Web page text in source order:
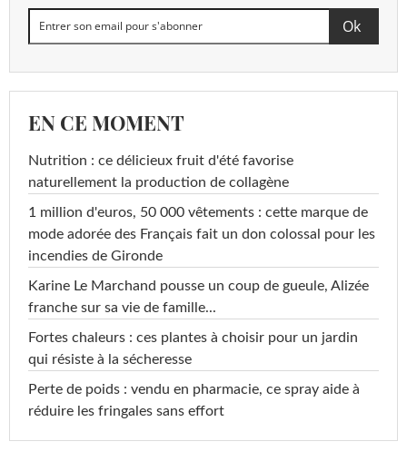
EN CE MOMENT
Nutrition : ce délicieux fruit d'été favorise
naturellement la production de collagène
1 million d'euros, 50 000 vêtements : cette marque de
mode adorée des Français fait un don colossal pour les
incendies de Gironde
Karine Le Marchand pousse un coup de gueule, Alizée
franche sur sa vie de famille...
Fortes chaleurs : ces plantes à choisir pour un jardin
qui résiste à la sécheresse
Perte de poids : vendu en pharmacie, ce spray aide à
réduire les fringales sans effort